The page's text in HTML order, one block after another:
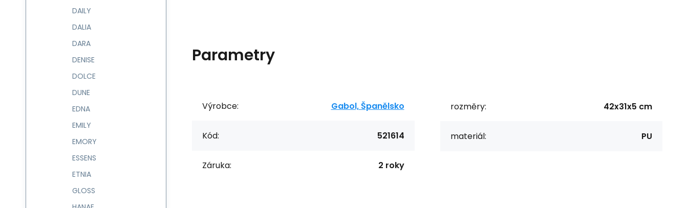
Parametry
Výrobce: Gabol, Španělsko
Kód: 521614
Záruka: 2 roky
rozměry: 42x31x5 cm
materiál: PU
DAILY
DALIA
DARA
DENISE
DOLCE
DUNE
EDNA
EMILY
EMORY
ESSENS
ETNIA
GLOSS